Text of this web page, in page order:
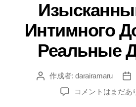
Интимного
Реальные
投
作成者:darairamaru
投
稿
日
VIP
コメントはまだあ